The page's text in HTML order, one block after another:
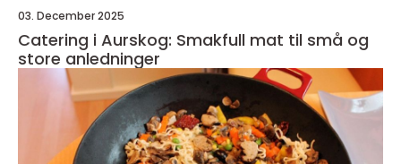
03. December 2025
Catering i Aurskog: Smakfull mat til små og
store anledninger